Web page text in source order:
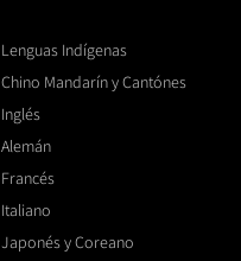
Lenguas Indígenas
Chino Mandarín y Cantónes
Inglés
Alemán
Francés
Italiano
Japonés y Coreano